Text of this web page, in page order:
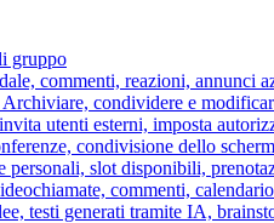
gruppo
commenti, reazioni, annunci
Archiviare, condividere e
utenti esterni, imposta
condivisione dello
personali, slot disponibili,
commenti,
testi generati tramite IA,